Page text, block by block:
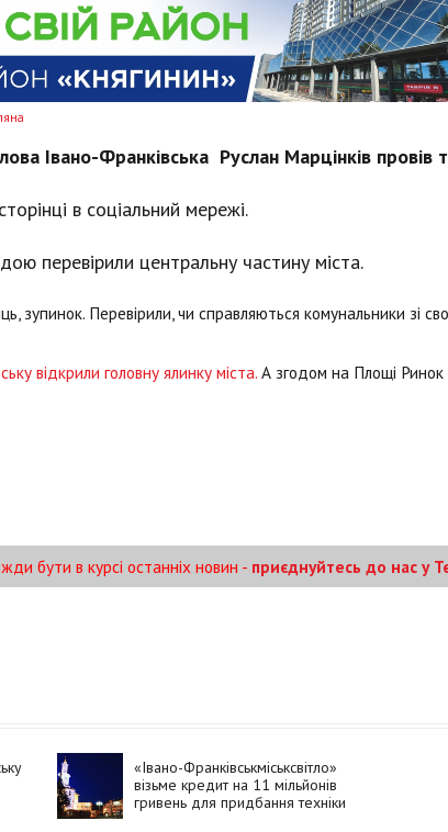
Івано-Франківська Руслан Марцінків
в соціальний мережі.
перевірили центральну частину міста.
зупинок. Перевірили, чи справляються комунальники зі
відкрили головну ялинку міста. А згодом на Площі Ринок
бути в курсі останніх новин - приєднуйтесь до нас у
«Івано-Франківськміськсвітло»
візьме кредит на 11 мільйонів
гривень для придбання техніки